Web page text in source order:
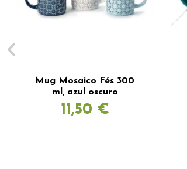
Mug Mosaico Fés 300
ml, azul oscuro
11,50 €